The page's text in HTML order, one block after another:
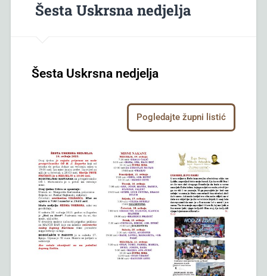
Šesta Uskrsna nedjelja
Šesta Uskrsna nedjelja
Pogledajte župni listić